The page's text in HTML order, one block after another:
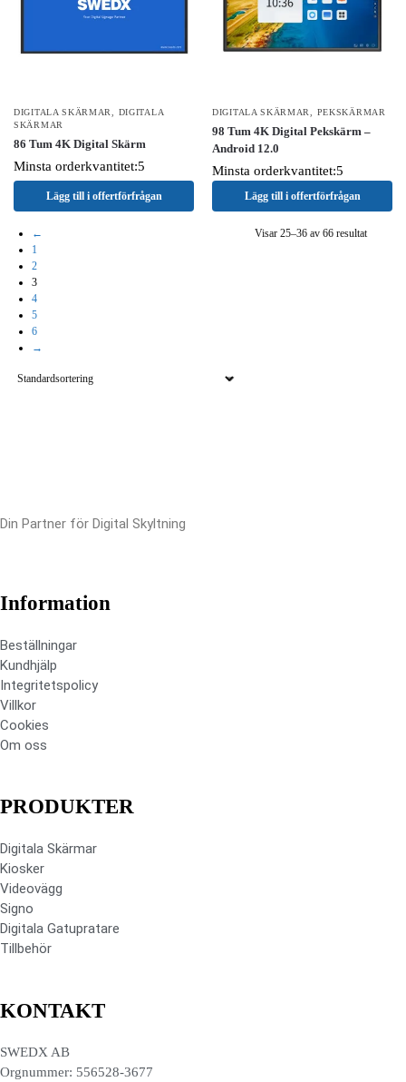
DIGITALA SKÄRMAR
DIGITALA
SKÄRMAR
86 Tum 4K Digital Skärm
Minsta orderkvantitet:5
Lägg till i offertförfrågan
DIGITALA SKÄRMAR PEKSKÄRMAR
98 Tum 4K Digital Pekskärm –
Android 12.0
Minsta orderkvantitet:5
Lägg till i offertförfrågan
Visar 25–36 av 66 resultat
←
1
2
3
4
5
6
→
Din Partner för Digital Skyltning
Information
Beställningar
Kundhjälp
Integritetspolicy
Villkor
Cookies
Om oss
PRODUKTER
Digitala Skärmar
Kiosker
Videovägg
Signo
Digitala Gatupratare
Tillbehör
KONTAKT
SWEDX AB
Orgnummer: 556528-3677